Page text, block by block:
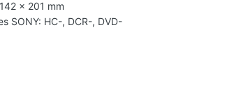
x 201 mm
SONY: HC-, DCR-, DVD-